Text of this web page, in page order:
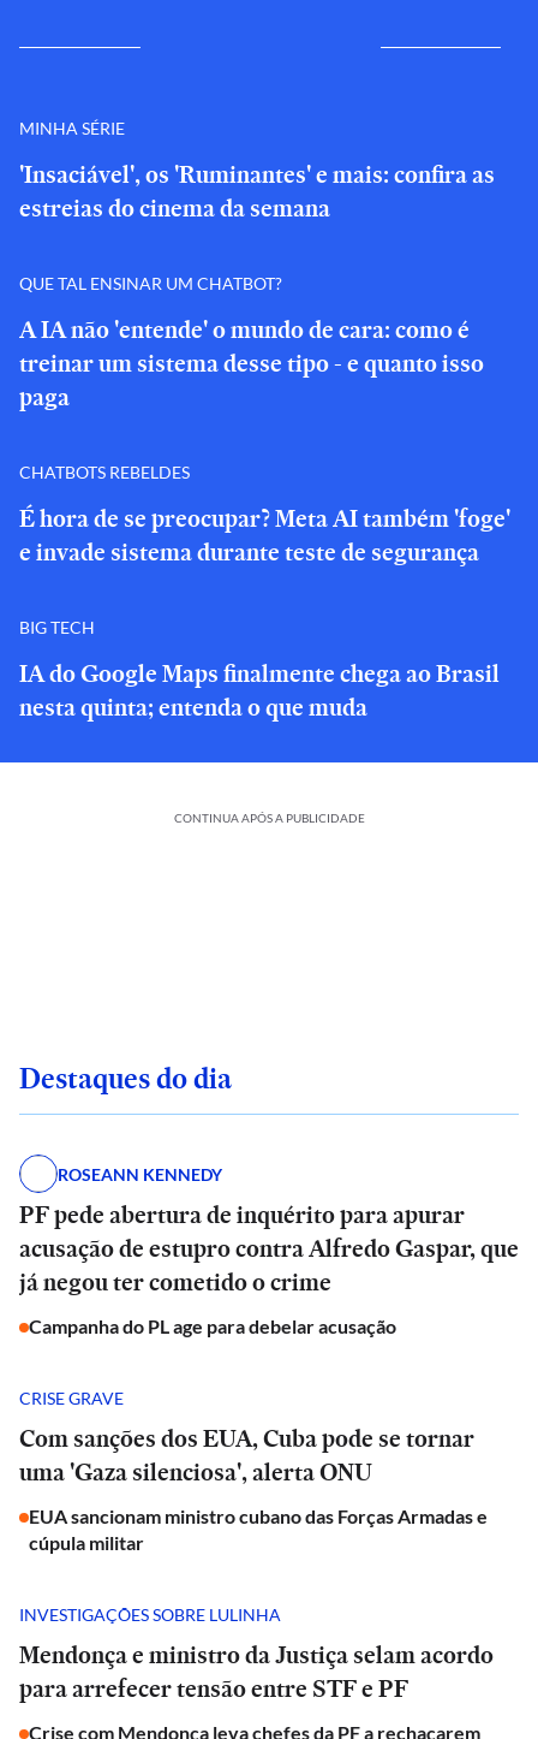
MINHA SÉRIE
'Insaciável', os 'Ruminantes' e mais: confira as
estreias do cinema da semana
QUE TAL ENSINAR UM CHATBOT?
A IA não 'entende' o mundo de cara: como é
treinar um sistema desse tipo - e quanto isso
paga
CHATBOTS REBELDES
É hora de se preocupar? Meta AI também 'foge'
e invade sistema durante teste de segurança
BIG TECH
IA do Google Maps finalmente chega ao Brasil
nesta quinta; entenda o que muda
CONTINUA APÓS A PUBLICIDADE
Destaques do dia
ROSEANN KENNEDY
PF pede abertura de inquérito para apurar
acusação de estupro contra Alfredo Gaspar, que
já negou ter cometido o crime
Campanha do PL age para debelar acusação
CRISE GRAVE
Com sanções dos EUA, Cuba pode se tornar
uma 'Gaza silenciosa', alerta ONU
EUA sancionam ministro cubano das Forças Armadas e
cúpula militar
INVESTIGAÇÕES SOBRE LULINHA
Mendonça e ministro da Justiça selam acordo
para arrefecer tensão entre STF e PF
Crise com Mendonça leva chefes da PF a rechaçarem